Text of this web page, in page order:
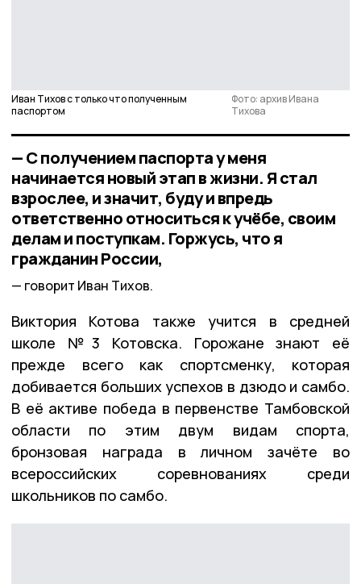
Иван Тихов с только что полученным
паспортом
Фото: архив Ивана
Тихова
— С получением паспорта у меня
начинается новый этап в жизни. Я стал
взрослее, и значит, буду и впредь
ответственно относиться к учёбе, своим
делам и поступкам. Горжусь, что я
гражданин России,
говорит Иван Тихов.
Виктория Котова также учится в средней
школе №3 Котовска. Горожане знают её
прежде всего как спортсменку, которая
добивается больших успехов в дзюдо и самбо.
В её активе победа в первенстве Тамбовской
области по этим двум видам спорта,
бронзовая награда в личном зачёте во
всероссийских соревнованиях среди
школьников по самбо.